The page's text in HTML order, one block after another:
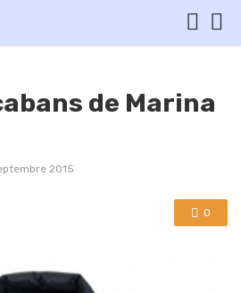
de Marina
2015
0